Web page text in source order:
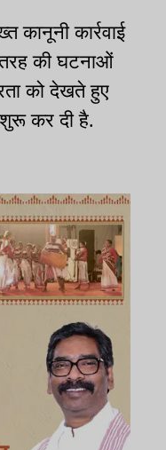
कानूनी कार्रवाई
तरह की घटनाओं
को देखते हुए
कर दी है.